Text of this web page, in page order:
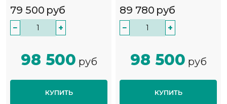
79 500 руб
− +
98 500 руб
КУПИТЬ
89 780 руб
− +
98 500 руб
КУПИТЬ